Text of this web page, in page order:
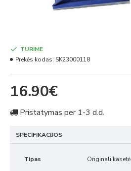
16.90€
TURIME
Prekės kodas: SK23000118
Pristatymas per 1-3 d.d.
SPECIFIKACIJOS
Tipas Originali kasetė